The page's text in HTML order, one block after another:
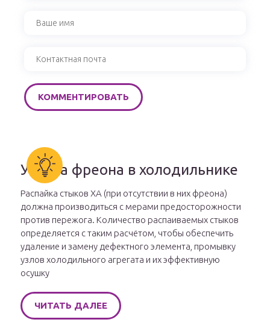
Утечка фреона в холодильнике
Распайка стыков ХА (при отсутствии в них фреона)
должна производиться с мерами предосторожности
против пережога. Количество распаиваемых стыков
определяется с таким расчётом, чтобы обеспечить
удаление и замену дефектного элемента, промывку
узлов холодильного агрегата и их эффективную
осушку
ЧИТАТЬ ДАЛЕЕ